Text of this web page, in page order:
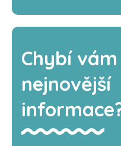
Chybí vám
nejnovější